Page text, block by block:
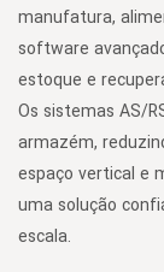
manufatura,
software
estoque e
Os sistemas AS/
armazém,
espaço vertical e
uma solução
escala.